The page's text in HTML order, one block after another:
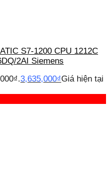
S7-1200 CPU 1212C
2AI Siemens
3,635,000₫Giá hiện tại